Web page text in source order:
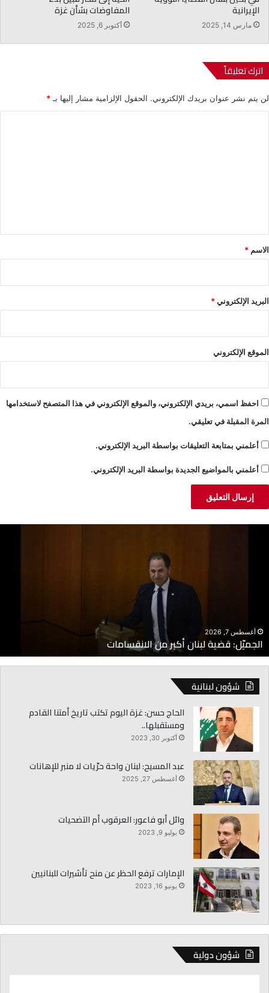
الإيرانية
مارس 14, 2025
المفاوضات بشأن غزة
أكتوبر 6, 2025
اترك تعليقاً
لن يتم نشر عنوان بريدك الإلكتروني. الحقول الإلزامية مشار إليها بـ*
*
الاسم *
البريد الإلكتروني*
الموقع الإلكتروني
احفظ اسمي، بريدي الإلكتروني، والموقع الإلكتروني في هذا المتصفح لاستخدامها
المرة المقبلة في تعليقي.
أعلمني بمتابعة التعليقات بواسطة البريد الإلكتروني.
أعلمني بالمواضيع الجديدة بواسطة البريد الإلكتروني.
أغسطس 7, 2026
الجميّل: قضية لبنان أكبر من الانقسامات
شؤون لبنانية
الحاج حسن: غزة اليوم تكتب تاريخ أمتنا القادم
ومستقبلها..
أكتوبر 30, 2023
عبد المسيح: لبنان واحة حرّيات لا منبر للإهانات
أغسطس 27, 2025
وائل أبو فاعور: العرقوب أم التضحيات
يوليو 9, 2023
الإمارات ترفع الحظر عن منح تأشيرات للبنانيين
يونيو 16, 2023
شؤون دولية